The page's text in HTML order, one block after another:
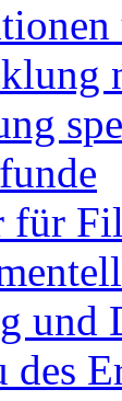
für
und
des